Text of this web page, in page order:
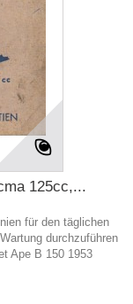
125cc,...
für den täglichen
durchzuführen
Ape B 150 1953